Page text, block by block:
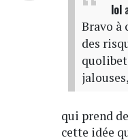
lol
Bravo à
des
qui prend
cette idée